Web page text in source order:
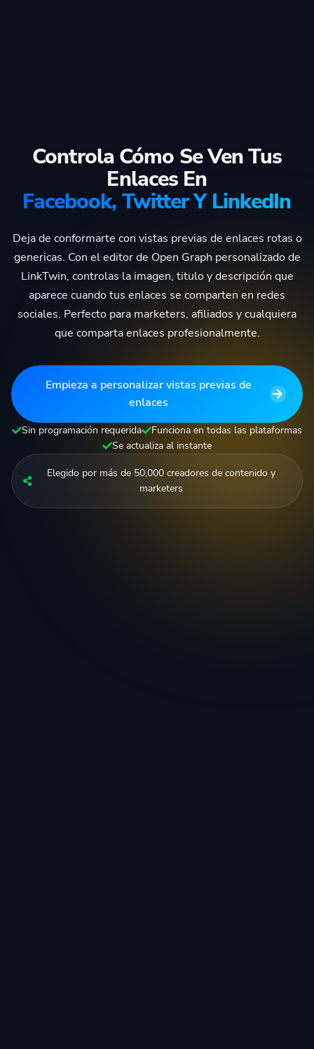
Controla Cómo Se Ven Tus
Enlaces En
Facebook, Twitter Y LinkedIn
Deja de conformarte con vistas previas de enlaces rotas o
genericas. Con el editor de Open Graph personalizado de
LinkTwin, controlas la imagen, titulo y descripción que
aparece cuando tus enlaces se comparten en redes
sociales. Perfecto para marketers, afiliados y cualquiera
que comparta enlaces profesionalmente.
Empieza a personalizar vistas previas de
enlaces
Sin programación requerida
Funciona en todas las plataformas
Se actualiza al instante
Elegido por más de 50,000 creadores de contenido y
marketers